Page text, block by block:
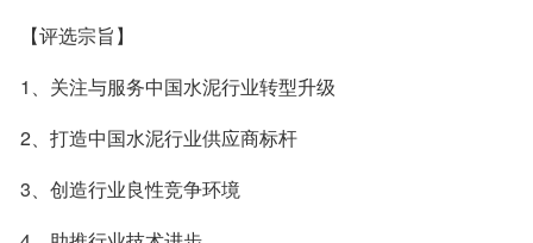
【评选宗旨】
1、关注与服务中国水泥行业转型升级
2、打造中国水泥行业供应商标杆
3、创造行业良性竞争环境